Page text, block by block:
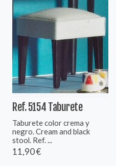
Ref. 5154 Taburete
Taburete color crema y
negro. Cream and black
stool. Ref. ...
11,90 €